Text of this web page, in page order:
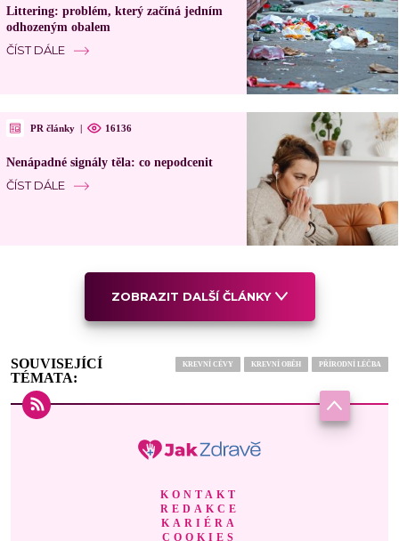
Littering: problém, který začíná jedním
odhozeným obalem
ČÍST DÁLE
PR články | 16136
Nenápadné signály těla: co nepodcenit
ČÍST DÁLE
ZOBRAZIT DALŠÍ ČLÁNKY
SOUVISEJÍCÍ
TÉMATA:
KREVNÍ CÉVY KREVNÍ OBĚH PŘÍRODNÍ LÉČBA
KONTAKT
REDAKCE
KARIÉRA
COOKIES